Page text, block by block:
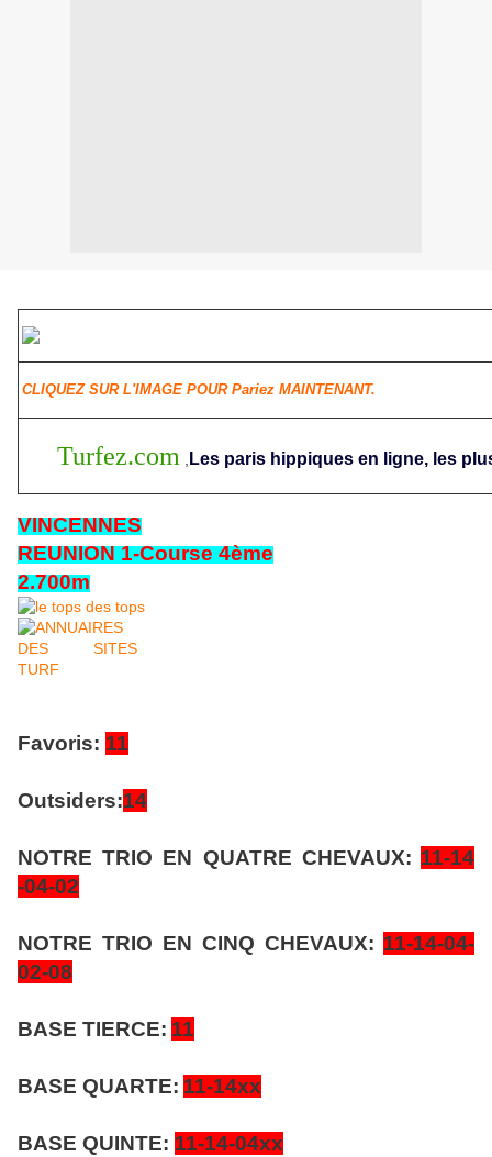
CLIQUEZ SUR L'IMAGE POUR Pariez MAINTENANT.
Turfez.com Les paris hippiques en ligne, les
VINCENNES
REUNION 1-Course 4ème
2.700m
Favoris: 11
Outsiders:14
NOTRE TRIO EN QUATRE CHEVAUX: 11-14
-04-02
NOTRE TRIO EN CINQ CHEVAUX: 11-14-04-
02-08
BASE TIERCE: 11
BASE QUARTE: 11-14xx
BASE QUINTE: 11-14-04xx